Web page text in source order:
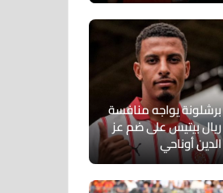
برشلونة يواجه منافسة
ريال بيتيس على ضم عز
الدين أوناحي